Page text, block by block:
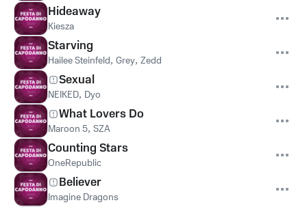
Hideaway
Kiesza
Starving
Hailee Steinfeld, Grey, Zedd
Sexual
NEIKED, Dyo
What Lovers Do
Maroon 5, SZA
Counting Stars
OneRepublic
Believer
Imagine Dragons